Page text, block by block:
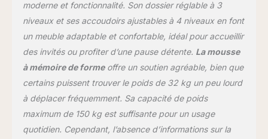
cm d'épaisseur, qui
assurent un confort
exceptionnel. Le plaisir
du luxe vous attend, ici
même ! ★APPLICABLE À
OCCASIONS★C'est un
compagnon parfait pour
un moment de détente
confortable. Si vous
moderne et fonctionnalité. Son dossier réglable à 3
niveaux et ses accoudoirs ajustables à 4 niveaux en font
un meuble adaptable et confortable, idéal pour accueillir
des invités ou profiter d’une pause détente. La mousse
à mémoire de formeoffre un soutien agréable, bien que
certains puissent trouver le poids de 32 kg un peu lourd
à déplacer fréquemment. Sa capacité de poids
maximum de 150 kg est suffisante pour un usage
quotidien. Cependant, l’absence d’informations sur la